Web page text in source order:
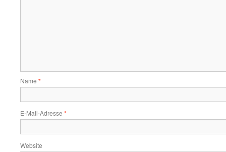
Name *
E-Mail-Adresse *
Website